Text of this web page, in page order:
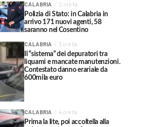
CALABRIA 2 ore fa
Polizia di Stato: in Calabria in
arrivo 171 nuovi agenti, 58
saranno nel Cosentino
CALABRIA 3 ore fa
Il “sistema” dei depuratori tra
liquami e mancate manutenzioni.
Contestato danno erariale da
600mila euro
CALABRIA 4 ore fa
Prima la lite, poi accoltella alla